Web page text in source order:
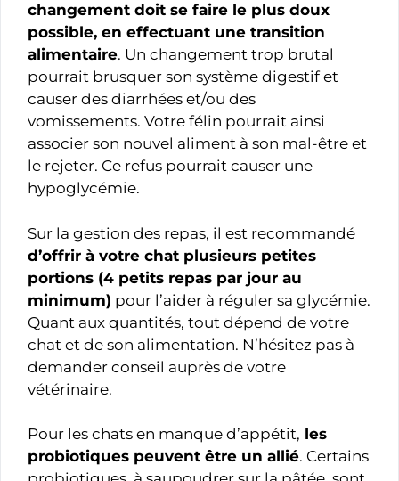
changement doit se faire le plus doux
possible, en effectuant une transition
alimentaire. Un changement trop brutal
pourrait brusquer son système digestif et
causer des diarrhées et/ou des
vomissements. Votre félin pourrait ainsi
associer son nouvel aliment à son mal-être et
le rejeter. Ce refus pourrait causer une
hypoglycémie.
Sur la gestion des repas, il est recommandé
d’offrir à votre chat plusieurs petites
portions (4 petits repas par jour au
minimum) pour l’aider à réguler sa glycémie.
Quant aux quantités, tout dépend de votre
chat et de son alimentation. N’hésitez pas à
demander conseil auprès de votre
vétérinaire.
Pour les chats en manque d’appétit, les
probiotiques peuvent être un allié. Certains